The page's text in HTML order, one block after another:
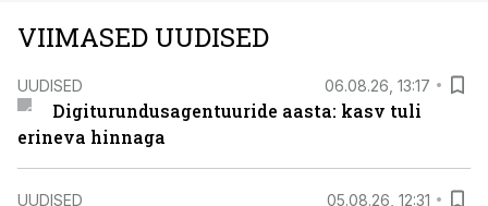
VIIMASED UUDISED
UUDISED 06.08.26, 13:17
Digiturundusagentuuride aasta: kasv tuli
erineva hinnaga
UUDISED 05.08.26, 12:31